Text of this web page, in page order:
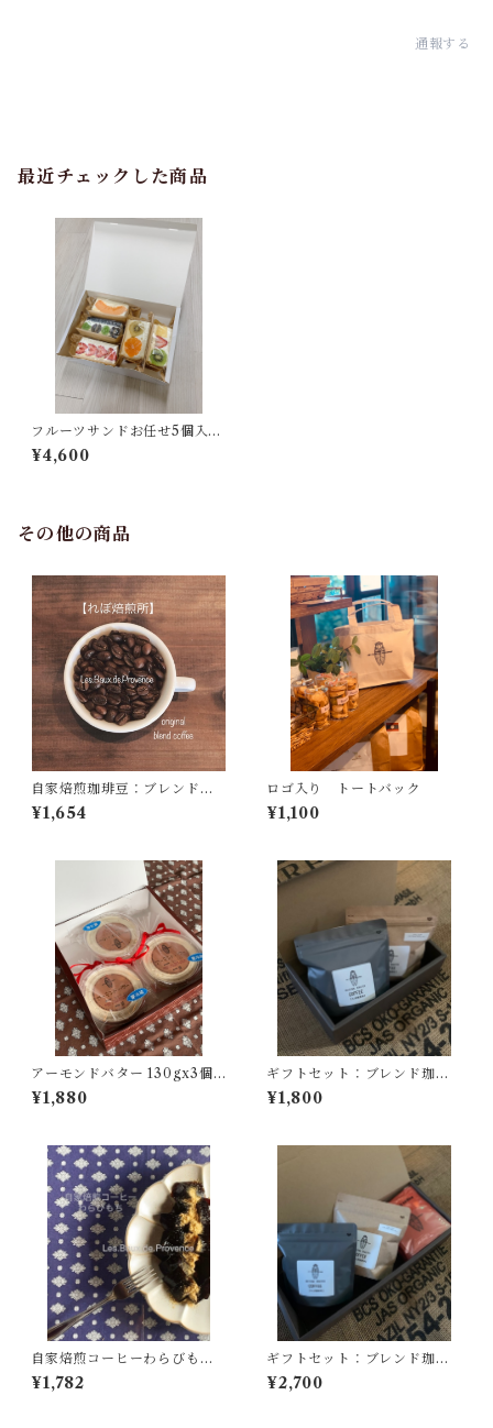
通報する
最近チェックした商品
フルーツサンドお任せ5個入
【クール冷蔵便】にてお届け
します到着後はすぐに冷蔵庫
¥4,600
その他の商品
自家焙煎珈琲豆：ブレンド珈
琲２００ｇ【中深煎り】
¥1,654
ロゴ入り トートバック
¥1,100
アーモンドバター 130gx3個
入り【クール冷凍にてお届け
します】到着後は冷蔵庫(10度
りください。
¥1,880
ギフトセット：ブレンド珈琲
１００ｇ・おすすめ珈琲豆１
００ｇ
¥1,800
自家焙煎コーヒーわらびもち3
個《夏期限定》【１３０ｇＸ3
個入り】
¥1,782
ギフトセット：ブレンド珈琲
豆１００ｇ・おすすめ珈琲豆
１００ｇ・ドリップ珈琲5個
¥2,700